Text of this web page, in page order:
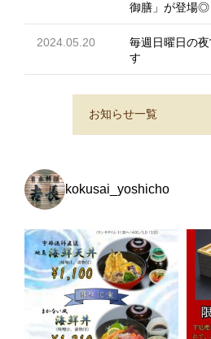
御膳」が登場◎
2024.05.20
毎週日曜日の
す
お知らせ一覧
kokusai_yoshicho